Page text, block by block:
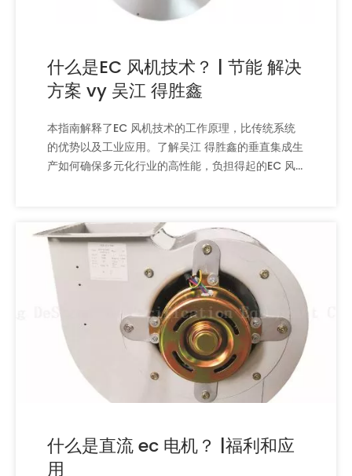
什么是EC 风机技术？ | 节能 解决
方案 vy 吴江 得胜鑫
本指南解释了EC 风机技术的工作原理，比传统系统
的优势以及工业应用。了解吴江 得胜鑫的垂直集成生
产如何确保多元化行业的高性能，负担得起的EC 风
什么是直流 ec 电机？ |福利和应
用